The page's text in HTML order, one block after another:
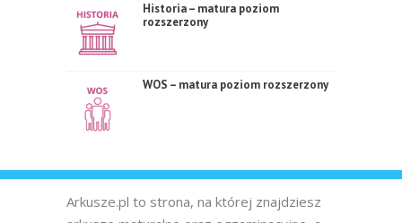
Historia – matura poziom
rozszerzony
WOS – matura poziom rozszerzony
Arkusze.pl to strona, na której znajdziesz